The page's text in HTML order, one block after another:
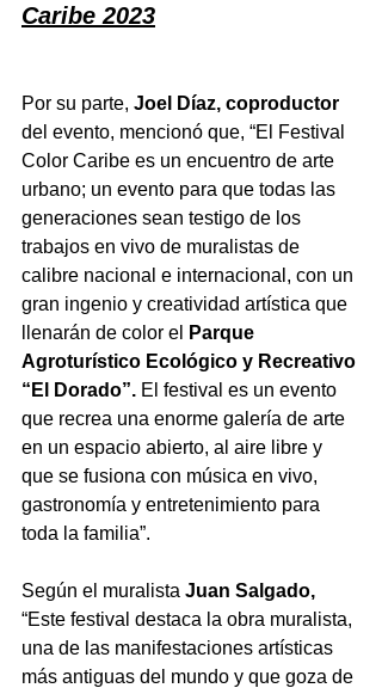
Caribe 2023
Por su parte, Joel Díaz, coproductor
del evento, mencionó que, “El Festival
Color Caribe es un encuentro de arte
urbano; un evento para que todas las
generaciones sean testigo de los
trabajos en vivo de muralistas de
calibre nacional e internacional, con un
gran ingenio y creatividad artística que
llenarán de color el
Parque
Agroturístico Ecológico y Recreativo
“El Dorado”. El festival es un evento
que recrea una enorme galería de arte
en un espacio abierto, al aire libre y
que se fusiona con música en vivo,
gastronomía y entretenimiento para
toda la familia”.
Según el muralista Juan Salgado,
“Este festival destaca la obra muralista,
una de las manifestaciones artísticas
más antiguas del mundo y que goza de